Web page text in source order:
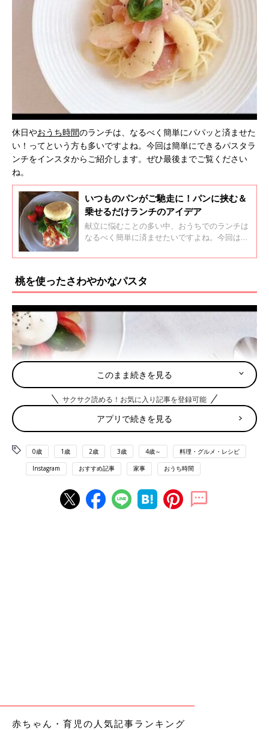
休日やおうち時間のランチは、なるべく簡単にパパッと済ませた
い！ってという方も多いですよね。今回は簡単にできるパスタラ
ンチをインスタからご紹介します。ぜひ最後までご覧ください
ね。
いつものパンがご馳走に！パンに挟む＆
乗せるだけランチのアイデア
献立に悩むことの多い中、おうちでのランチは
なるべく簡単に済ませたいですよね。今回はパ
ご紹介します♪ ぜひ最後までご覧くださいね！
桃を使ったさわやかなパスタ
このまま続きを見る
サクサク読める！お気に入り記事を登録可能
アプリで続きを見る
0歳 1歳 2歳 3歳 4歳～ 料理・グルメ・レシピ
Instagram おすすめ記事 家事 おうち時間
赤ちゃん・育児の人気記事ランキング